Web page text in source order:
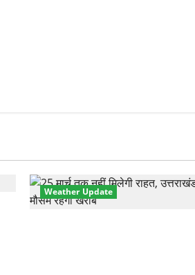
Weather Update